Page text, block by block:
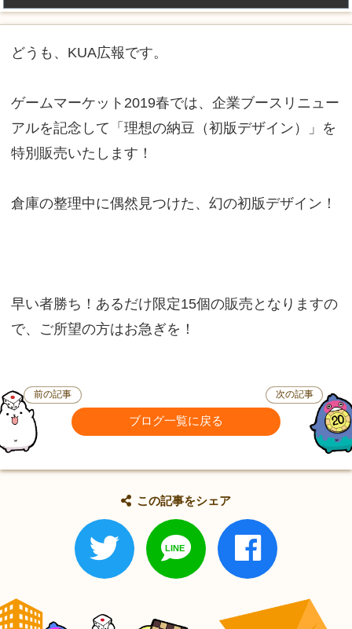
どうも、KUA広報です。
ゲームマーケット2019春では、企業ブースリニュー
アルを記念して「理想の納豆（初版デザイン）」を
特別販売いたします！
倉庫の整理中に偶然見つけた、幻の初版デザイン！
早い者勝ち！あるだけ限定15個の販売となりますの
で、ご所望の方はお急ぎを！
前の記事
ブログ一覧に戻る
次の記事
この記事をシェア